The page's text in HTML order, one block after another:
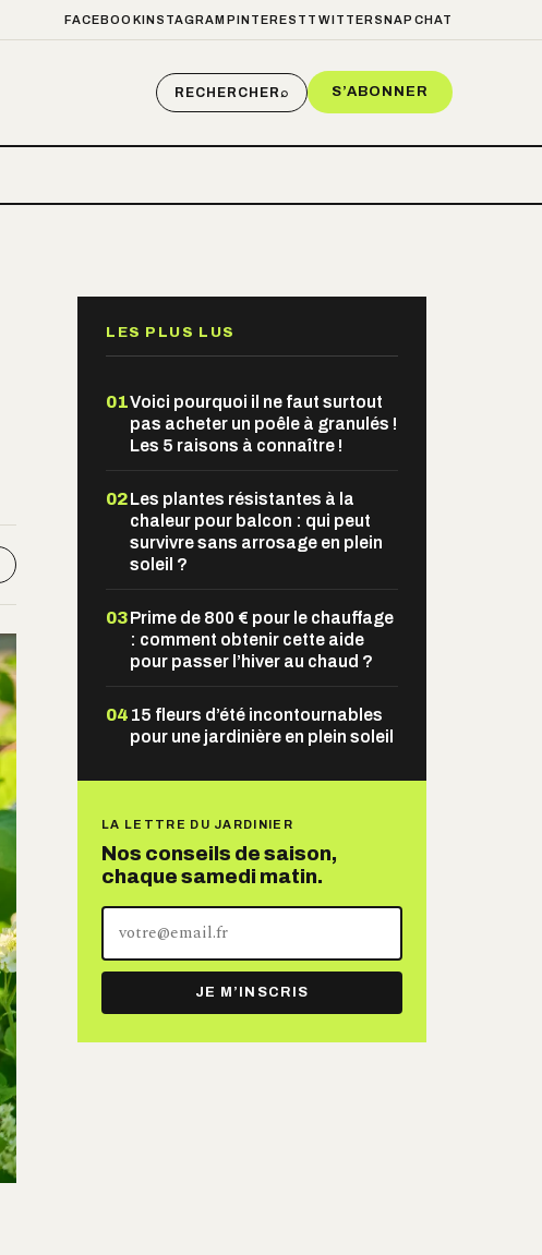
FACEBOOKINSTAGRAM PINTEREST TWITTER SNAPCHAT
RECHERCHER⌕ S’ABONNER
LES PLUS LUS
01Voici pourquoi il ne faut surtout
pas acheter un poêle à granulés !
Les 5 raisons à connaître !
02Les plantes résistantes à la
chaleur pour balcon : qui peut
survivre sans arrosage en plein
soleil ?
03Prime de 800 € pour le chauffage
: comment obtenir cette aide
pour passer l’hiver au chaud ?
04 15 fleurs d’été incontournables
pour une jardinière en plein soleil
LA LETTRE DU JARDINIER
Nos conseils de saison,
chaque samedi matin.
adresse
mail
JE M’INSCRIS